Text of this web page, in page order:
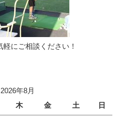
にご相談ください！
2026年8月
木 金 土 日